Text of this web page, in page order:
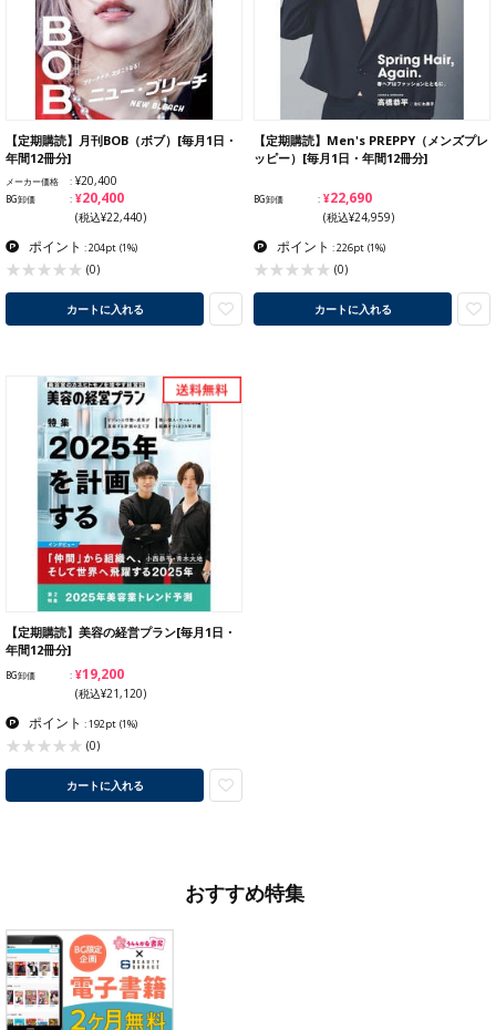
【定期購読】月刊BOB（ボブ）[毎月1日・
年間12冊分]
メーカー価格 ¥20,400
BG卸価 ¥20,400
(税込¥22,440)
ポイント : 204pt (1%)
(0)
カートに入れる
【定期購読】Men's PREPPY（メンズプレ
ッピー）[毎月1日・年間12冊分]
BG卸価 ¥22,690
(税込¥24,959)
ポイント : 226pt (1%)
(0)
カートに入れる
【定期購読】美容の経営プラン[毎月1日・
年間12冊分]
BG卸価 ¥19,200
(税込¥21,120)
ポイント : 192pt (1%)
(0)
カートに入れる
おすすめ特集